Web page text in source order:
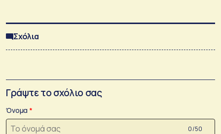
Σχόλια
Γράψτε το σχόλιο σας
Όνομα
0 /50